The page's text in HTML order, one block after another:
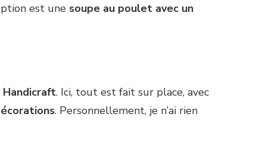
est une soupe au poulet avec un
. Ici, tout est fait sur place, avec
. Personnellement, je n’ai rien